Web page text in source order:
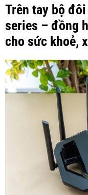
Trên tay bộ đôi
series – đồng
cho sức khoẻ,